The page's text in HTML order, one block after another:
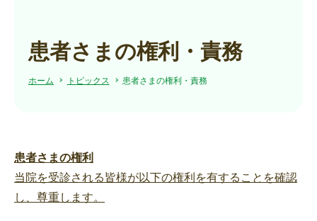
患者さまの権利・責務
ホーム トピックス 患者さまの権利・責務
患者さまの権利
当院を受診される皆様が以下の権利を有することを確認
し、尊重します。